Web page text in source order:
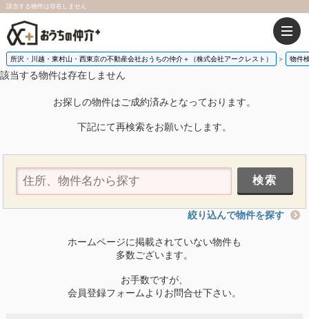
該当する物件は存在しません
所沢・川越・東村山・西東京の不動産会社おうちの仲介＋（株式会社アークレスト） 物件
該当する物件は存在しません
お探しの物件はご成約済みとなっております。
下記にて再検索をお願いたします。
絞り込んで物件を探す
ホームページに掲載されていない物件も
多数ございます。
お手数ですが、
会員登録フォームよりお問合せ下さい。